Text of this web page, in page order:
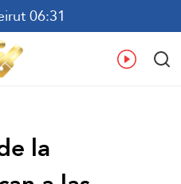
06:31
ع En
la